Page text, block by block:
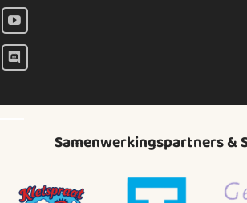
Samenwerkingspartners &